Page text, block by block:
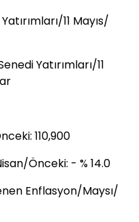
11 Mayıs/
Yatırımları/11
110,900
Önceki: - % 14.0
Enflasyon/Maysı/